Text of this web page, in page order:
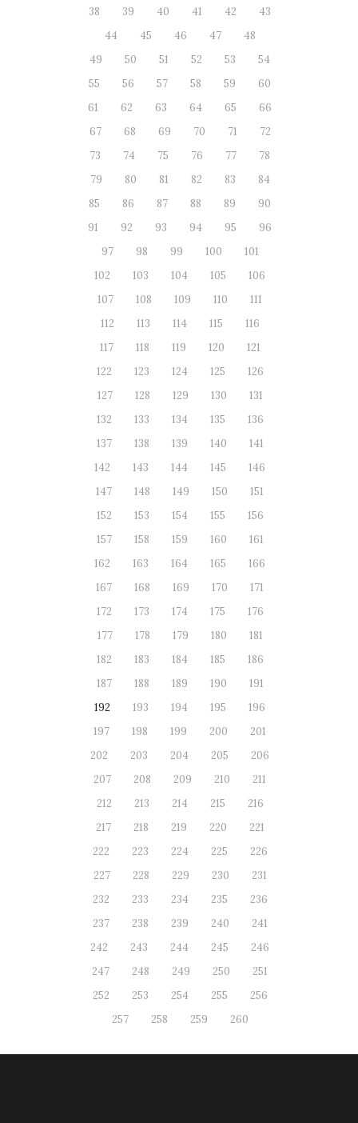
38 39 40 41 42
43
44
45 46 47
48
49
50 51 52 53
54
55
56 57 58 59
60
61
62 63 64 65
66
67
68 69 70 71
72
73
74 75 76 77
78
79
80 81 82 83
84
85
86 87 88 89
90
91
92 93 94 95
96
97
98 99 100
101
102
103 104 105
106
107
108 109 110
111
112
113 114 115
116
117
118 119 120
121
122
123 124 125
126
127
128 129 130
131
132
133 134 135
136
137
138 139 140
141
142
143 144 145
146
147
148 149 150
151
152
153 154 155
156
157
158 159 160
161
162
163 164 165
166
167
168 169 170
171
172
173 174 175
176
177
178 179 180
181
182
183 184 185
186
187
188 189 190
191
192
193 194 195
196
197
198 199 200
201
202
203 204 205
206
207
208 209 210
211
212
213 214 215
216
217
218 219 220
221
222
223 224 225
226
227
228 229 230
231
232
233 234 235
236
237
238 239 240
241
242
243 244 245
246
247
248 249 250
251
252
253 254 255
256
257
258 259 260